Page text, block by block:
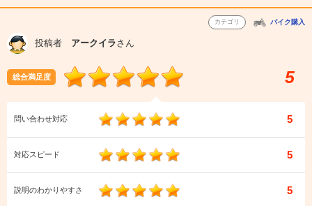
カテゴリ バイク購入
投稿者 アークイラさん
総合満足度 5
問い合わせ対応 5
対応スピード 5
説明のわかりやすさ 5